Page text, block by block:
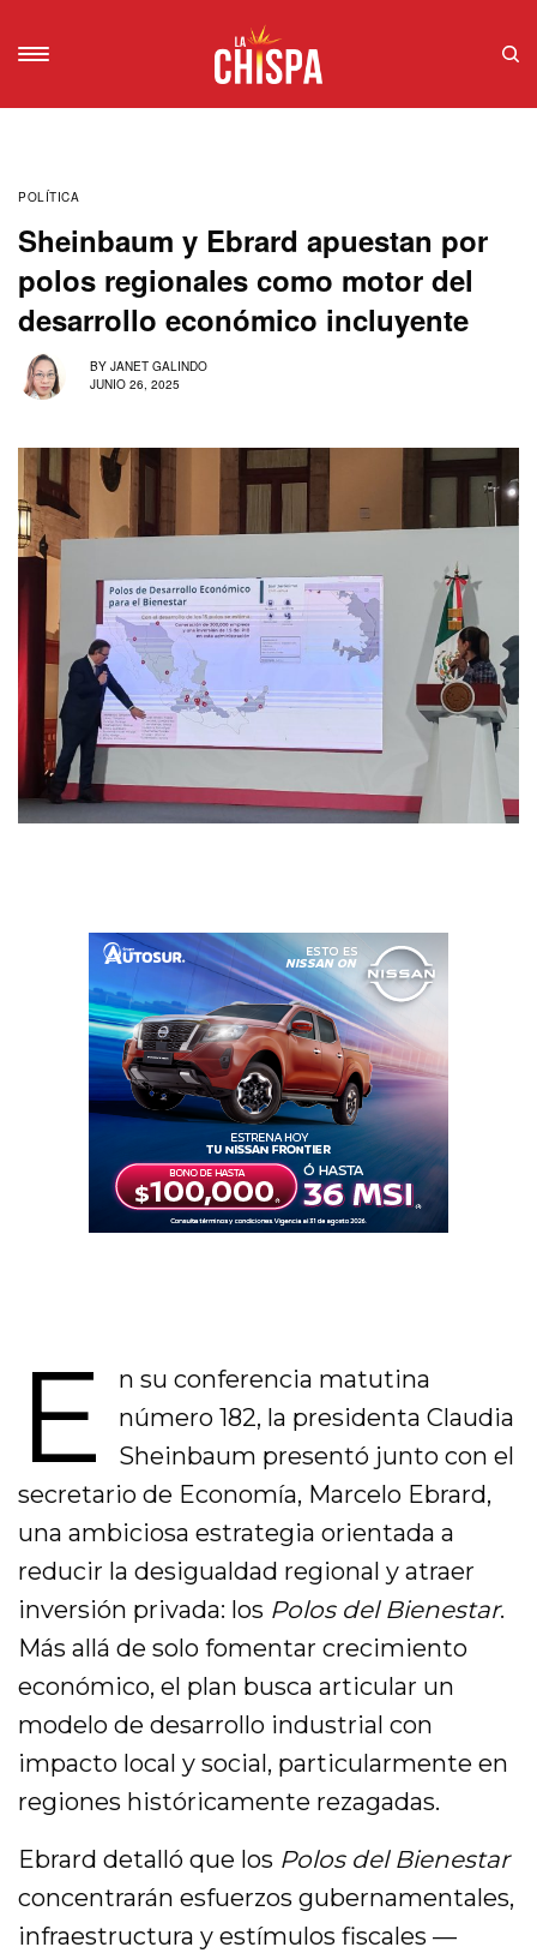
POLÍTICA
Sheinbaum y Ebrard apuestan por
polos regionales como motor del
desarrollo económico incluyente
BY JANET GALINDO
JUNIO 26, 2025
E
n su conferencia matutina
número 182, la presidenta Claudia
Sheinbaum presentó junto con el
secretario de Economía, Marcelo Ebrard,
una ambiciosa estrategia orientada a
reducir la desigualdad regional y atraer
inversión privada: los Polos del Bienestar.
Más allá de solo fomentar crecimiento
económico, el plan busca articular un
modelo de desarrollo industrial con
impacto local y social, particularmente en
regiones históricamente rezagadas.
Ebrard detalló que los Polos del Bienestar
concentrarán esfuerzos gubernamentales,
infraestructura y estímulos fiscales —